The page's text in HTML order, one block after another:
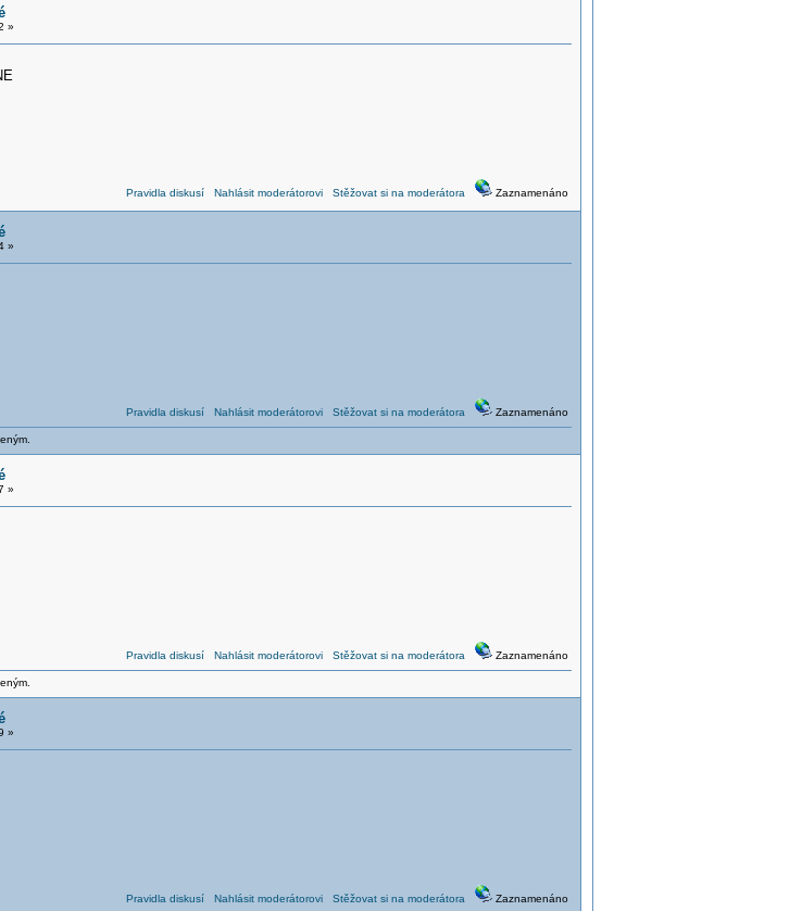
»
Pravidla diskusí Nahlásit moderátorovi Stěžovat si na moderátora Zaznamenáno
»
Pravidla diskusí Nahlásit moderátorovi Stěžovat si na moderátora Zaznamenáno
»
Pravidla diskusí Nahlásit moderátorovi Stěžovat si na moderátora Zaznamenáno
»
Pravidla diskusí Nahlásit moderátorovi Stěžovat si na moderátora Zaznamenáno